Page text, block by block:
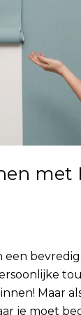
met
Maar
je moet